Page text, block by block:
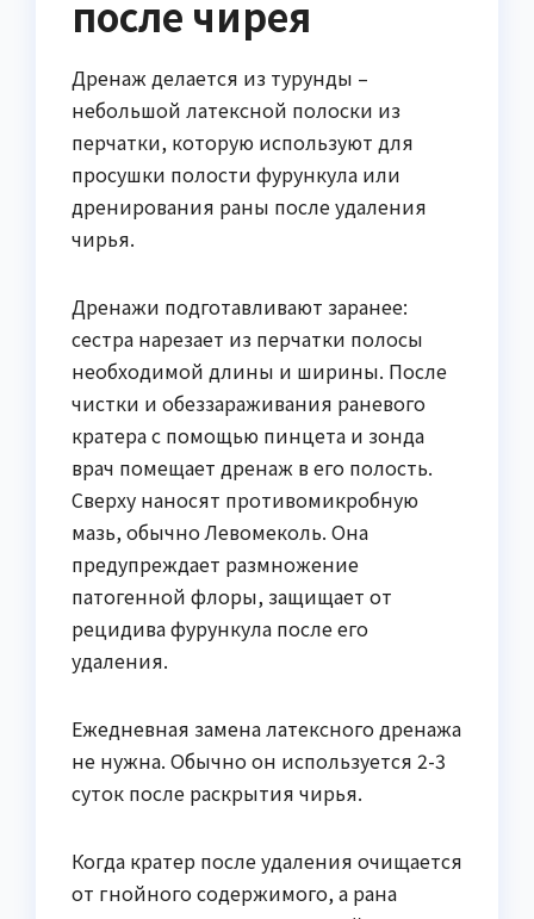
после чирея
Дренаж делается из турунды –
небольшой латексной полоски из
перчатки, которую используют для
просушки полости фурункула или
дренирования раны после удаления
чирья.
Дренажи подготавливают заранее:
сестра нарезает из перчатки полосы
необходимой длины и ширины. После
чистки и обеззараживания раневого
кратера с помощью пинцета и зонда
врач помещает дренаж в его полость.
Сверху наносят противомикробную
мазь, обычно Левомеколь. Она
предупреждает размножение
патогенной флоры, защищает от
рецидива фурункула после его
удаления.
Ежедневная замена латексного дренажа
не нужна. Обычно он используется 2-3
суток после раскрытия чирья.
Когда кратер после удаления очищается
от гнойного содержимого, а рана